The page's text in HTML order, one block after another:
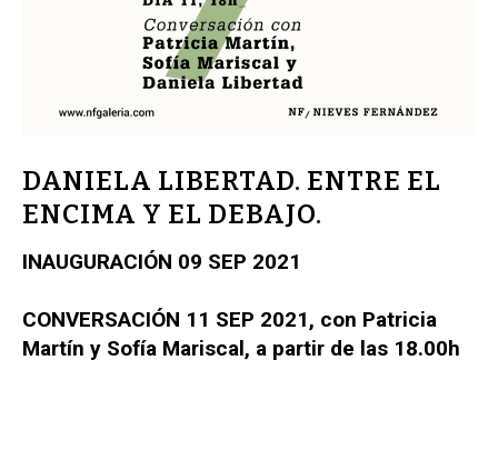
DANIELA LIBERTAD. ENTRE EL
ENCIMA Y EL DEBAJO.
INAUGURACIÓN 09 SEP 2021
CONVERSACIÓN 11 SEP 2021, con Patricia
Martín y Sofía Mariscal, a partir de las 18.00h